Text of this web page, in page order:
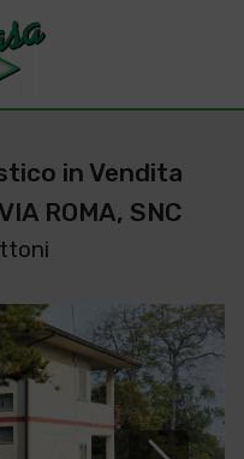
in Vendita
ROMA, SNC